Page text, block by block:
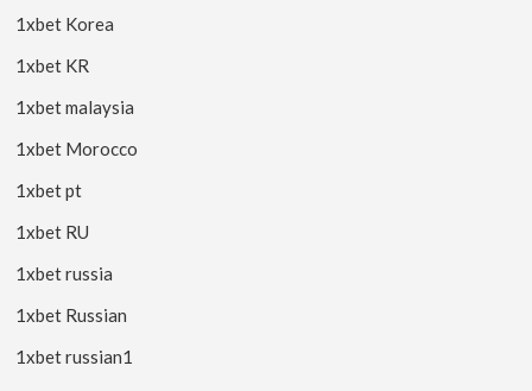
1xbet Korea
1xbet KR
1xbet malaysia
1xbet Morocco
1xbet pt
1xbet RU
1xbet russia
1xbet Russian
1xbet russian1